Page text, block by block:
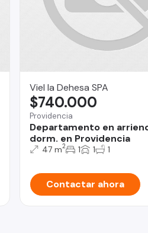
Viel la Dehesa SPA
Providencia
Departamento en
dorm. en Providencia
$740.000
47 m2 1 1 1
Contactar ahora